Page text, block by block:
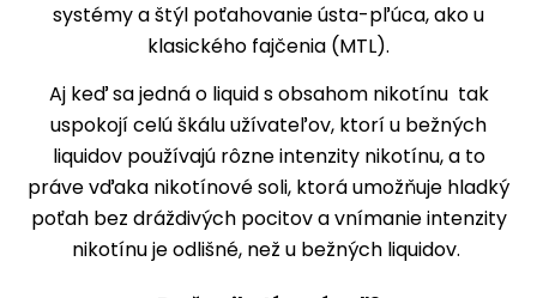
systémy a štýl poťahovanie ústa-pľúca, ako u
klasického fajčenia (MTL).
Aj keď sa jedná o liquid s obsahom nikotínu tak
uspokojí celú škálu užívateľov, ktorí u bežných
liquidov používajú rôzne intenzity nikotínu, a to
práve vďaka nikotínové soli, ktorá umožňuje hladký
poťah bez dráždivých pocitov a vnímanie intenzity
nikotínu je odlišné, než u bežných liquidov.